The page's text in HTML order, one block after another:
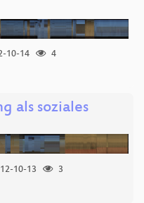
10-14
4
als soziales
10-13
3